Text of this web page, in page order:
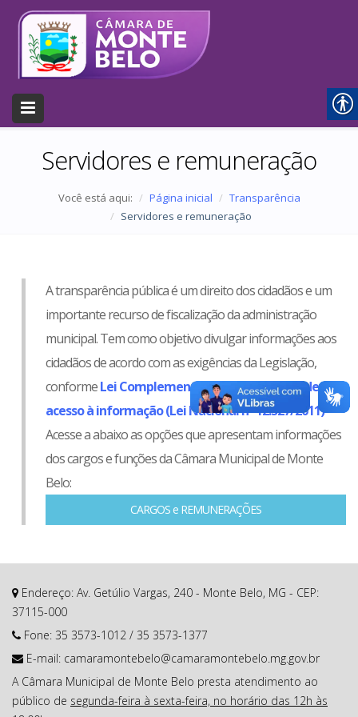
Servidores e remuneração
Você está aqui: Página inicial
Transparência
Servidores e remuneração
A transparência pública é um direito dos cidadãos e um
importante recurso de fiscalização da administração
municipal. Tem como objetivo divulgar informações aos
cidadãos de acordo com as exigências da Legislação,
conformeLei Complementar nº 131/2009eLei de
acesso à informação (Lei Nacional nº 12.527/2011)
Acesse a abaixo as opções que apresentam informações
dos cargos e funções da Câmara Municipal de Monte
Belo:
CARGOS e REMUNERAÇÕES
Endereço: Av. Getúlio Vargas, 240 - Monte Belo, MG - CEP:
37115-000
Fone: 35 3573-1012 / 35 3573-1377
E-mail: camaramontebelo@camaramontebelo.mg.gov.br
A Câmara Municipal de Monte Belo presta atendimento ao
público de segunda-feira à sexta-feira, no horário das 12h às